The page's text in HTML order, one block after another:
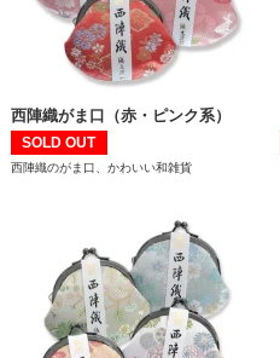
西陣織がま口（赤・ピンク系）
SOLD OUT
西陣織のがま口、かわいい和雑貨